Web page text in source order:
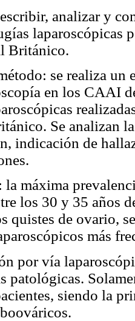
analizar y
Británico.
se realiza
en los CAAI
Se analizan
indicación de
la máxima
los 30 y 35 años
quistes de ovario,
más
por vía
patológicas.
siendo la